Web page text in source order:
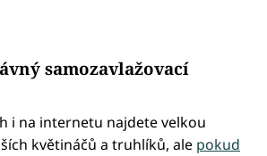
samozavlažovací
i na internetu najdete velkou
květináčů a truhlíků, ale pokud